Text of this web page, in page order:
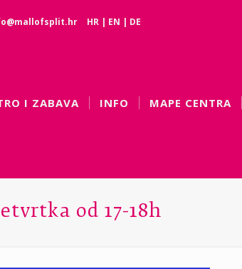
HR | EN | DE
I ZABAVA INFO MAPE CENTRA
od 17-18h